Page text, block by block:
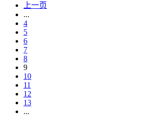
上一页
...
4
5
6
7
8
9
10
11
12
13
...